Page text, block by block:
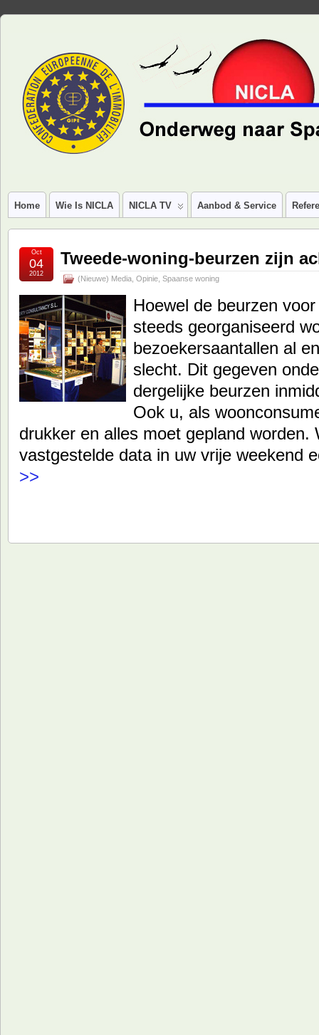
Home Wie Is NICLA NICLA TV Aanbod & Service
Tweede-woning-beurzen zijn
(Nieuwe) Media Opinie Spaanse woning
Oct
04
2012
Hoewel de beurzen
steeds georganiseerd
bezoekersaantallen al
slecht. Dit gegeven
dergelijke beurzen
Ook u, als
drukker en alles moet gepland worden.
vastgestelde data in uw vrije weekend
>>